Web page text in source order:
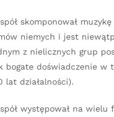
skomponował
niemych i jest
z nielicznych grup
bogate doświadczenie w
lat działalności).
występował na wielu